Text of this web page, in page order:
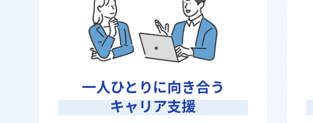
一人ひとりに向き合う
キャリア支援